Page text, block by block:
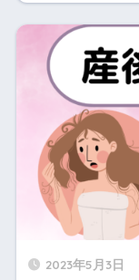
2023年5月3日